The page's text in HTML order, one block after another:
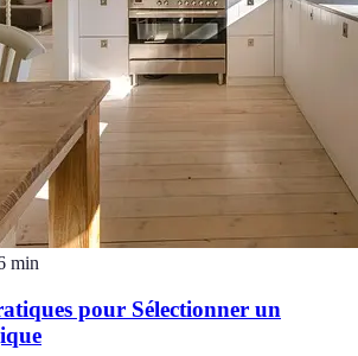
min
pour Sélectionner un